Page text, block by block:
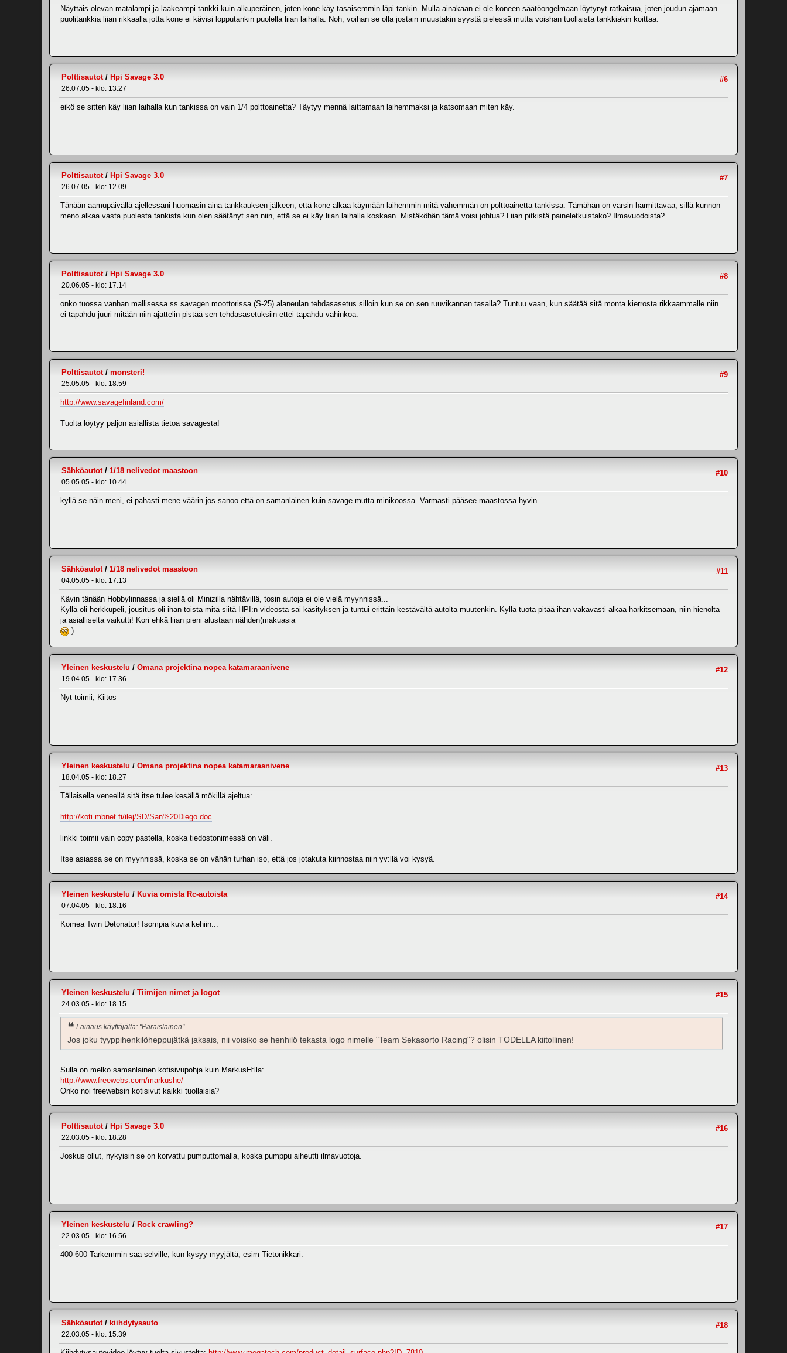
Näyttäis olevan matalampi ja laakeampi tankki kuin alkuperäinen, joten kone käy tasaisemmin läpi tankin. Mulla ainakaan ei ole koneen säätöongelmaan löytynyt ratkaisua, joten joudun ajamaan
puolitankkia liian rikkaalla jotta kone ei kävisi lopputankin puolella liian laihalla. Noh, voihan se olla jostain muustakin syystä pielessä mutta voishan tuollaista tankkiakin koittaa.
#6
Polttisautot/ Hpi Savage 3.0
26.07.05 - klo: 13.27
eikö se sitten käy liian laihalla kun tankissa on vain 1/4 polttoainetta? Täytyy mennä laittamaan laihemmaksi ja katsomaan miten käy.
#7
Polttisautot/ Hpi Savage 3.0
26.07.05 - klo: 12.09
Tänään aamupäivällä ajellessani huomasin aina tankkauksen jälkeen, että kone alkaa käymään laihemmin mitä vähemmän on polttoainetta tankissa. Tämähän on varsin harmittavaa, sillä kunnon
meno alkaa vasta puolesta tankista kun olen säätänyt sen niin, että se ei käy liian laihalla koskaan. Mistäköhän tämä voisi johtua? Liian pitkistä paineletkuistako? Ilmavuodoista?
#8
Polttisautot/ Hpi Savage 3.0
20.06.05 - klo: 17.14
onko tuossa vanhan mallisessa ss savagen moottorissa (S-25) alaneulan tehdasasetus silloin kun se on sen ruuvikannan tasalla? Tuntuu vaan, kun säätää sitä monta kierrosta rikkaammalle niin
ei tapahdu juuri mitään niin ajattelin pistää sen tehdasasetuksiin ettei tapahdu vahinkoa.
#9
Polttisautot/ monsteri!
25.05.05 - klo: 18.59
http://www.savagefinland.com/
Tuolta löytyy paljon asiallista tietoa savagesta!
#10
Sähköautot/ 1/18 nelivedot maastoon
05.05.05 - klo: 10.44
kyllä se näin meni, ei pahasti mene väärin jos sanoo että on samanlainen kuin savage mutta minikoossa. Varmasti pääsee maastossa hyvin.
#11
Sähköautot/ 1/18 nelivedot maastoon
04.05.05 - klo: 17.13
Kävin tänään Hobbylinnassa ja siellä oli Minizilla nähtävillä, tosin autoja ei ole vielä myynnissä...
Kyllä oli herkkupeli, jousitus oli ihan toista mitä siitä HPI:n videosta sai käsityksen ja tuntui erittäin kestävältä autolta muutenkin. Kyllä tuota pitää ihan vakavasti alkaa harkitsemaan, niin hienolta
ja asialliselta vaikutti! Kori ehkä liian pieni alustaan nähden(makuasia
)
#12
Yleinen keskustelu / Omana projektina nopea katamaraanivene
19.04.05 - klo: 17.36
Nyt toimii, Kiitos
#13
Yleinen keskustelu / Omana projektina nopea katamaraanivene
18.04.05 - klo: 18.27
Tällaisella veneellä sitä itse tulee kesällä mökillä ajeltua:
http://koti.mbnet.fi/ilej/SD/San%20Diego.doc
linkki toimii vain copy pastella, koska tiedostonimessä on väli.
Itse asiassa se on myynnissä, koska se on vähän turhan iso, että jos jotakuta kiinnostaa niin yv:llä voi kysyä.
#14
Yleinen keskustelu / Kuvia omista Rc-autoista
07.04.05 - klo: 18.16
Komea Twin Detonator! Isompia kuvia kehiin...
#15
Yleinen keskustelu / Tiimijen nimet ja logot
24.03.05 - klo: 18.15
Lainaus käyttäjältä: "Paraislainen"
Jos joku tyyppihenkilöheppujätkä jaksais, nii voisiko se henhilö tekasta logo nimelle "Team Sekasorto Racing"? olisin TODELLA kiitollinen!
Sulla on melko samanlainen kotisivupohja kuin MarkusH:lla:
http://www.freewebs.com/markushe/
Onko noi freewebsin kotisivut kaikki tuollaisia?
#16
Polttisautot/ Hpi Savage 3.0
22.03.05 - klo: 18.28
Joskus ollut, nykyisin se on korvattu pumputtomalla, koska pumppu aiheutti ilmavuotoja.
#17
Yleinen keskustelu / Rock crawling?
22.03.05 - klo: 16.56
400-600 Tarkemmin saa selville, kun kysyy myyjältä, esim Tietonikkari.
#18
Sähköautot/ kiihdytysauto
22.03.05 - klo: 15.39